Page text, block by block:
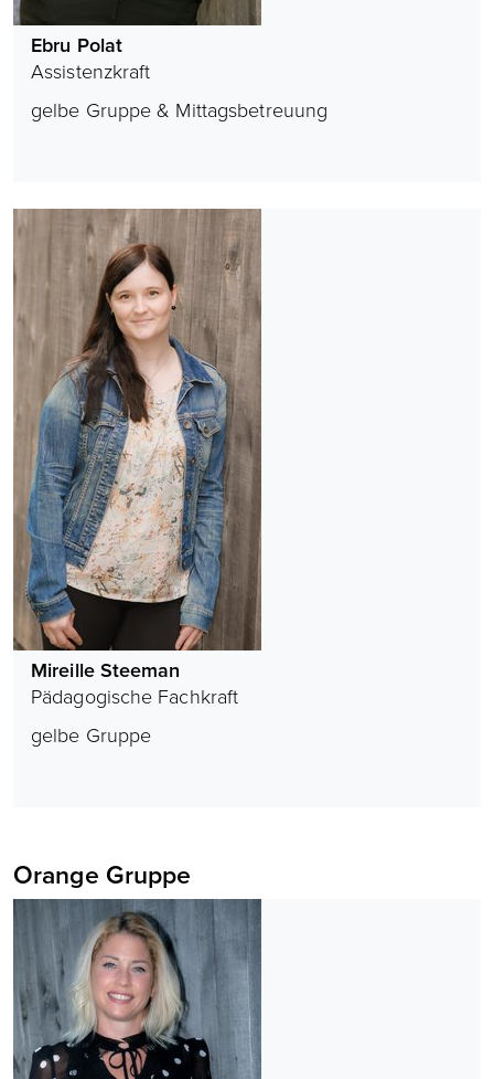
Ebru Polat
Assistenzkraft
gelbe Gruppe & Mittagsbetreuung
Mireille Steeman
Pädagogische Fachkraft
gelbe Gruppe
Orange Gruppe